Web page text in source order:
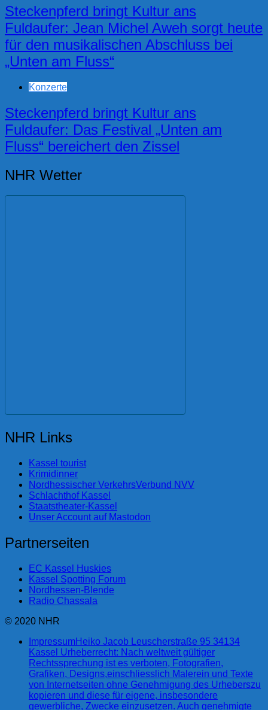
Steckenpferd bringt Kultur ans
Fuldaufer: Jean Michel Aweh sorgt heute
für den musikalischen Abschluss bei
„Unten am Fluss“
Konzerte
Steckenpferd bringt Kultur ans
Fuldaufer: Das Festival „Unten am
Fluss“ bereichert den Zissel
NHR Wetter
NHR Links
Kassel tourist
Krimidinner
Nordhessischer VerkehrsVerbund NVV
Schlachthof Kassel
Staatstheater-Kassel
Unser Account auf Mastodon
Partnerseiten
EC Kassel Huskies
Kassel Spotting Forum
Nordhessen-Blende
Radio Chassala
© 2020 NHR
ImpressumHeiko Jacob Leuscherstraße 95 34134
Kassel Urheberrecht: Nach weltweit gültiger
Rechtssprechung ist es verboten, Fotografien,
Grafiken, Designs,einschliesslich Malerein und Texte
von Internetseiten ohne Genehmigung des Urheberszu
kopieren und diese für eigene, insbesondere
gewerbliche, Zwecke einzusetzen. Auch genehmigte